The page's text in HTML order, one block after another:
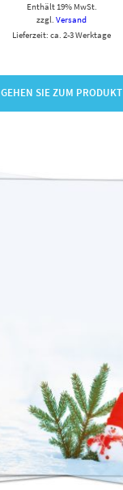
Enthält 19% MwSt.
zzgl. Versand
Lieferzeit: ca. 2-3 Werktage
GEHEN SIE ZUM PRODUKT